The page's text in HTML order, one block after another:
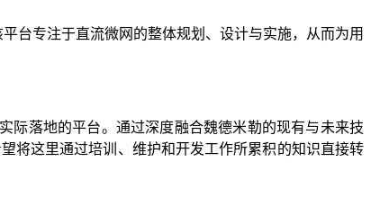
台专注于直流微网的整体规划、设计与实施，从而为用
际落地的平台。通过深度融合魏德米勒的现有与未来技
将这里通过培训、维护和开发工作所累积的知识直接转